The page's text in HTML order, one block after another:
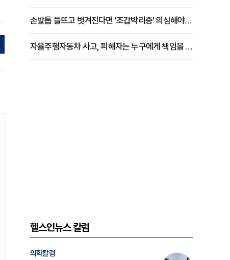
손발톱 들뜨고 벗겨진다면 '조갑박리증' 의심해야 [김철윤 원장 칼럼]
자율주행자동차 사고, 피해자는 누구에게 책임을 물을 수 있을까
헬스인뉴스 칼럼
의학칼럼